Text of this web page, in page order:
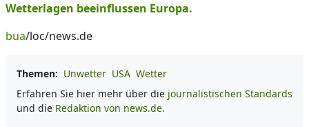
Wetterlagen beeinflussen Europa.
bua/loc/news.de
Themen: Unwetter USA Wetter
Erfahren Sie hier mehr über die journalistischen Standards
und die Redaktion von news.de.